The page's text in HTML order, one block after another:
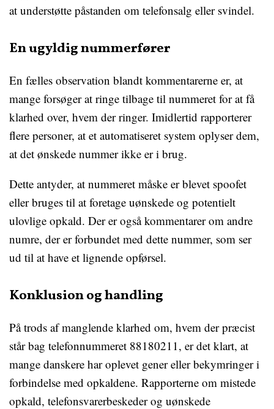
at understøtte påstanden om telefonsalg eller svindel.
En ugyldig nummerfører
En fælles observation blandt kommentarerne er, at
mange forsøger at ringe tilbage til nummeret for at få
klarhed over, hvem der ringer. Imidlertid rapporterer
flere personer, at et automatiseret system oplyser dem,
at det ønskede nummer ikke er i brug.
Dette antyder, at nummeret måske er blevet spoofet
eller bruges til at foretage uønskede og potentielt
ulovlige opkald. Der er også kommentarer om andre
numre, der er forbundet med dette nummer, som ser
ud til at have et lignende opførsel.
Konklusion og handling
På trods af manglende klarhed om, hvem der præcist
står bag telefonnummeret 88180211, er det klart, at
mange danskere har oplevet gener eller bekymringer i
forbindelse med opkaldene. Rapporterne om mistede
opkald, telefonsvarerbeskeder og uønskede